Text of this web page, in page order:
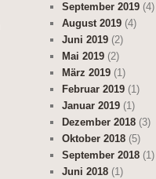
September 2019 (4)
August 2019 (4)
Juni 2019 (2)
Mai 2019 (2)
März 2019 (1)
Februar 2019 (1)
Januar 2019 (1)
Dezember 2018 (3)
Oktober 2018 (5)
September 2018 (1)
Juni 2018 (1)